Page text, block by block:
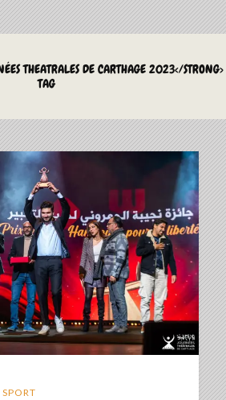
DU MBOA
Dévoilée !
THEATRALES DE CARTHAGE 2023</STRONG>
TAG